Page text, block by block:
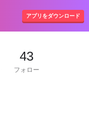
アプリをダウンロード
43
フォロー